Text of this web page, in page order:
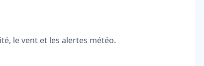
le vent et les alertes météo.